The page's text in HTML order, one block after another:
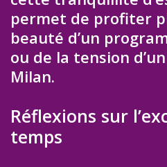
permet de profiter
beauté d’un
ou de la tension
Milan.
Réflexions sur
temps